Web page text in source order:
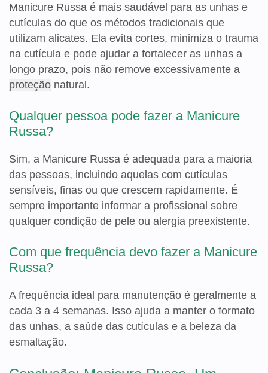
Manicure Russa é mais saudável para as unhas e
cutículas do que os métodos tradicionais que
utilizam alicates. Ela evita cortes, minimiza o trauma
na cutícula e pode ajudar a fortalecer as unhas a
longo prazo, pois não remove excessivamente a
proteção natural.
Qualquer pessoa pode fazer a Manicure
Russa?
Sim, a Manicure Russa é adequada para a maioria
das pessoas, incluindo aquelas com cutículas
sensíveis, finas ou que crescem rapidamente. É
sempre importante informar a profissional sobre
qualquer condição de pele ou alergia preexistente.
Com que frequência devo fazer a Manicure
Russa?
A frequência ideal para manutenção é geralmente a
cada 3 a 4 semanas. Isso ajuda a manter o formato
das unhas, a saúde das cutículas e a beleza da
esmaltação.